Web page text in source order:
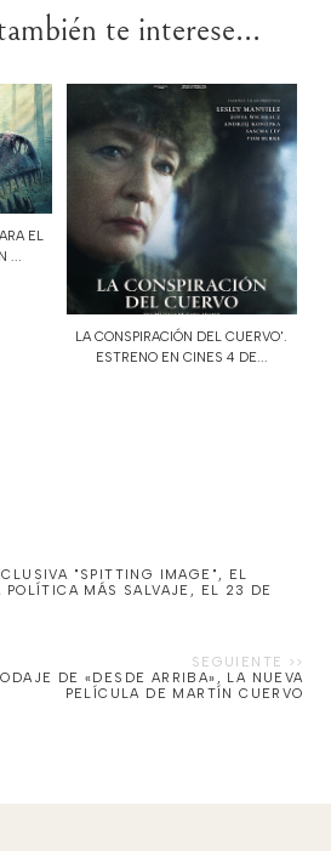
te interese...
EL
...
LA CONSPIRACIÓN DEL CUERVO'.
ESTRENO EN CINES 4 DE...
"SPITTING IMAGE", EL
POLÍTICA MÁS SALVAJE, EL 23 DE
DE «DESDE ARRIBA», LA NUEVA
PELÍCULA DE MARTÍN CUERVO